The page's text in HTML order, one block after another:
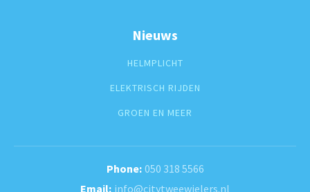
Nieuws
HELMPLICHT
ELEKTRISCH RIJDEN
GROEN EN MEER
050 318 5566
info@citytweewielers.nl